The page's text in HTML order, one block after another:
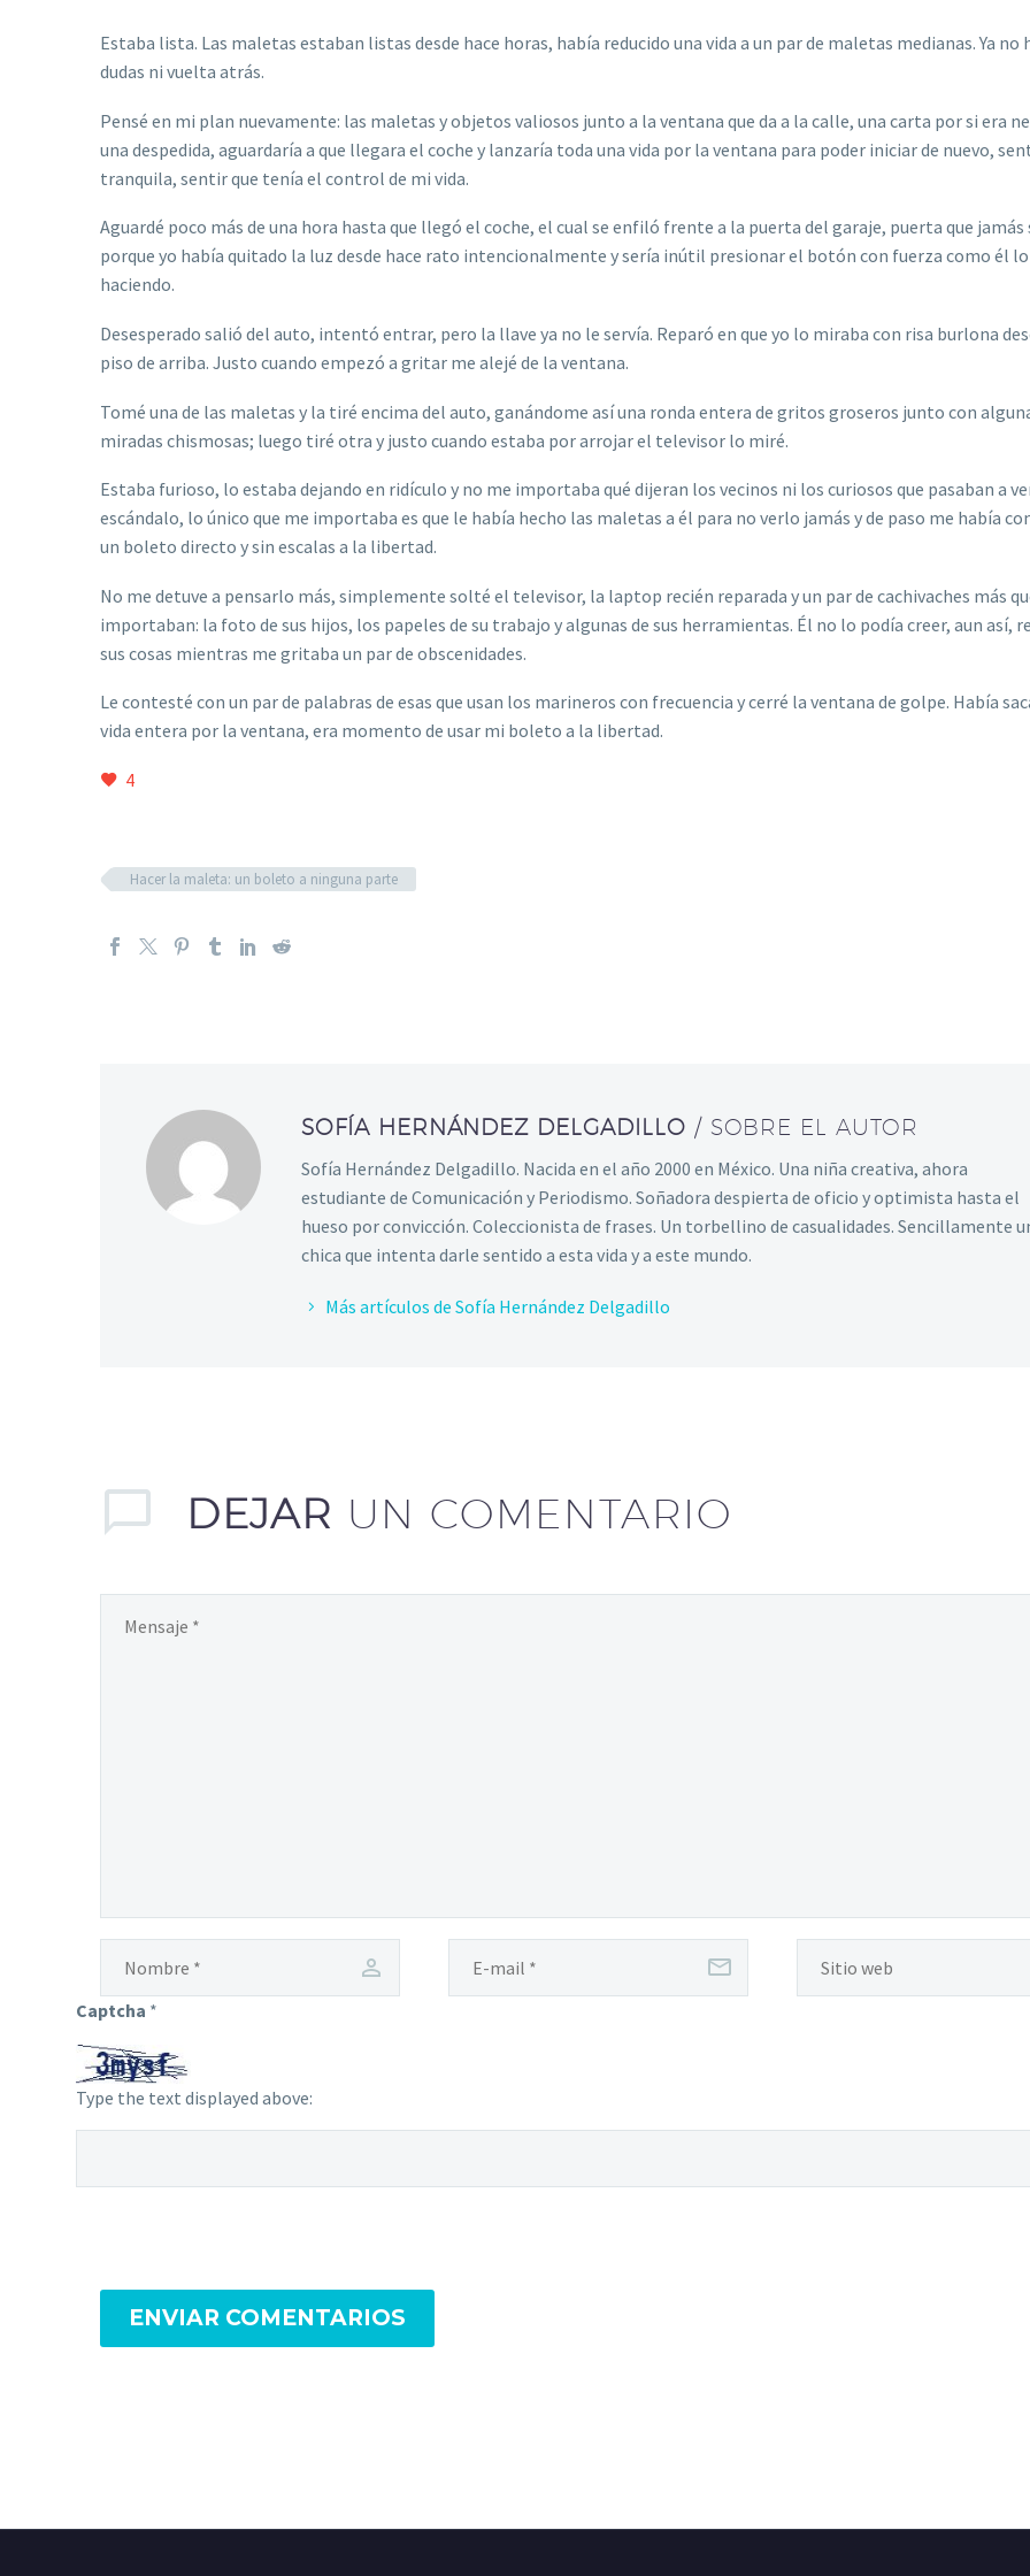
Estaba lista. Las maletas estaban listas desde hace horas, había reducido una vida a un par de maletas medianas. Ya no
dudas ni vuelta atrás.
Pensé en mi plan nuevamente: las maletas y objetos valiosos junto a la ventana que da a la calle, una carta por si era
una despedida, aguardaría a que llegara el coche y lanzaría toda una vida por la ventana para poder iniciar de nuevo,
tranquila, sentir que tenía el control de mi vida.
Aguardé poco más de una hora hasta que llegó el coche, el cual se enfiló frente a la puerta del garaje, puerta que jamás
porque yo había quitado la luz desde hace rato intencionalmente y sería inútil presionar el botón con fuerza como él
haciendo.
Desesperado salió del auto, intentó entrar, pero la llave ya no le servía. Reparó en que yo lo miraba con risa burlona
piso de arriba. Justo cuando empezó a gritar me alejé de la ventana.
Tomé una de las maletas y la tiré encima del auto, ganándome así una ronda entera de gritos groseros junto con
miradas chismosas; luego tiré otra y justo cuando estaba por arrojar el televisor lo miré.
Estaba furioso, lo estaba dejando en ridículo y no me importaba qué dijeran los vecinos ni los curiosos que pasaban a
escándalo, lo único que me importaba es que le había hecho las maletas a él para no verlo jamás y de paso me había
un boleto directo y sin escalas a la libertad.
No me detuve a pensarlo más, simplemente solté el televisor, la laptop recién reparada y un par de cachivaches más
importaban: la foto de sus hijos, los papeles de su trabajo y algunas de sus herramientas. Él no lo podía creer, aun así,
sus cosas mientras me gritaba un par de obscenidades.
Le contesté con un par de palabras de esas que usan los marineros con frecuencia y cerré la ventana de golpe. Había
vida entera por la ventana, era momento de usar mi boleto a la libertad.
4
Hacer la maleta: un boleto a ninguna parte
SOFÍA HERNÁNDEZ DELGADILLO / SOBRE EL AUTOR
Sofía Hernández Delgadillo. Nacida en el año 2000 en México. Una niña creativa, ahora
estudiante de Comunicación y Periodismo. Soñadora despierta de oficio y optimista hasta el
hueso por convicción. Coleccionista de frases. Un torbellino de casualidades. Sencillamente
chica que intenta darle sentido a esta vida y a este mundo.
Más artículos de Sofía Hernández Delgadillo
DEJAR UN COMENTARIO
Captcha *
Type the text displayed above:
ENVIAR COMENTARIOS